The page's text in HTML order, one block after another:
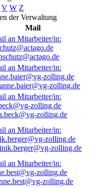
V W Z
der Verwaltung
Mail
zolling.de
zolling.de
zolling.de
zolling.de